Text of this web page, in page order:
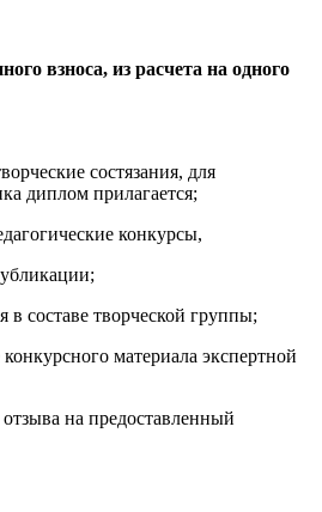
взноса, из расчета на одного
состязания, для
диплом прилагается;
конкурсы,
в составе творческой группы;
материала экспертной
на предоставленный